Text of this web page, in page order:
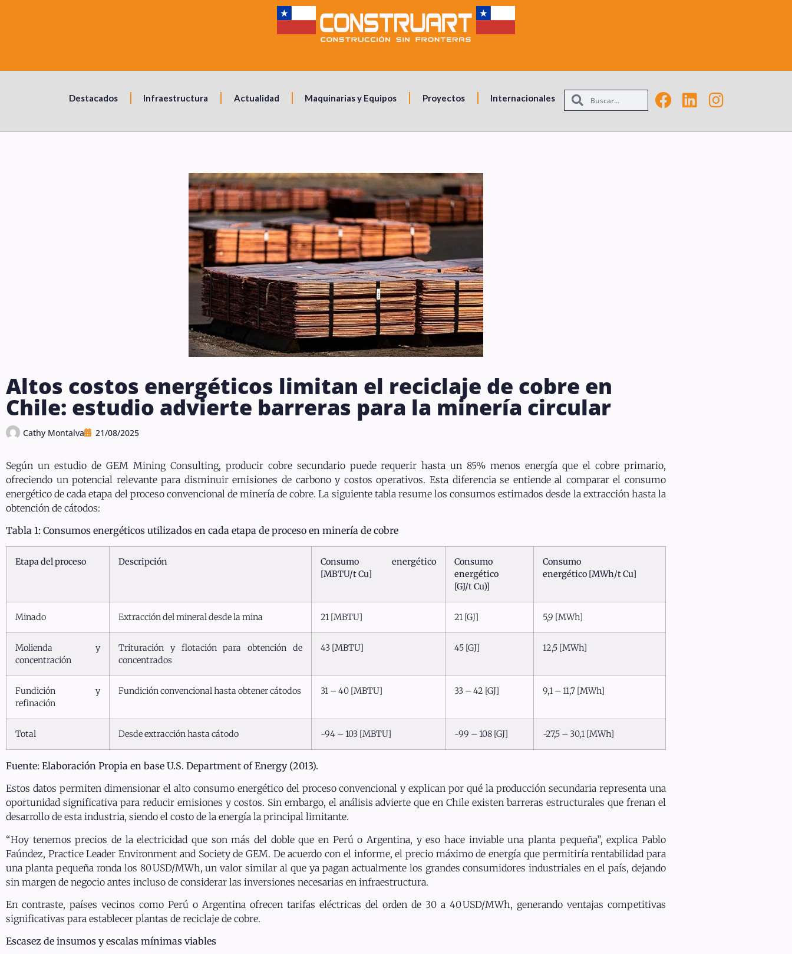
Destacados Infraestructura Actualidad Maquinarias y Equipos Proyectos Internacionales
Altos costos energéticos limitan el reciclaje de cobre en
Chile: estudio advierte barreras para la minería circular
Cathy Montalva 21/08/2025
Según un estudio de GEM Mining Consulting, producir cobre secundario puede requerir hasta un 85% menos energía que el cobre primario,
ofreciendo un potencial relevante para disminuir emisiones de carbono y costos operativos. Esta diferencia se entiende al comparar el consumo
energético de cada etapa del proceso convencional de minería de cobre. La siguiente tabla resume los consumos estimados desde la extracción hasta la
obtención de cátodos:
Tabla 1: Consumos energéticos utilizados en cada etapa de proceso en minería de cobre
Etapa del proceso Descripción
Consumo energético
[MBTU/t Cu]
Consumo
energético
[GJ/t Cu)]
Consumo
energético [MWh/t Cu]
Minado Extracción del mineral desde la mina 21 [MBTU] 21 [GJ] 5,9 [MWh]
Molienda y
concentración
Trituración y flotación para obtención de
concentrados
43 [MBTU] 45 [GJ] 12,5 [MWh]
Fundición y
refinación
Fundición convencional hasta obtener cátodos 31 – 40 [MBTU] 33 – 42 [GJ] 9,1 – 11,7 [MWh]
Total Desde extracción hasta cátodo ~94 – 103 [MBTU] ~99 – 108 [GJ] ~27,5 – 30,1 [MWh]
Fuente: Elaboración Propia en base U.S. Department of Energy (2013).
Estos datos permiten dimensionar el alto consumo energético del proceso convencional y explican por qué la producción secundaria representa una
oportunidad significativa para reducir emisiones y costos. Sin embargo, el análisis advierte que en Chile existen barreras estructurales que frenan el
desarrollo de esta industria, siendo el costo de la energía la principal limitante.
“Hoy tenemos precios de la electricidad que son más del doble que en Perú o Argentina, y eso hace inviable una planta pequeña”, explica Pablo
Faúndez, Practice Leader Environment and Society de GEM. De acuerdo con el informe, el precio máximo de energía que permitiría rentabilidad para
una planta pequeña ronda los 80 USD/MWh, un valor similar al que ya pagan actualmente los grandes consumidores industriales en el país, dejando
sin margen de negocio antes incluso de considerar las inversiones necesarias en infraestructura.
En contraste, países vecinos como Perú o Argentina ofrecen tarifas eléctricas del orden de 30 a 40 USD/MWh, generando ventajas competitivas
significativas para establecer plantas de reciclaje de cobre.
Escasez de insumos y escalas mínimas viables